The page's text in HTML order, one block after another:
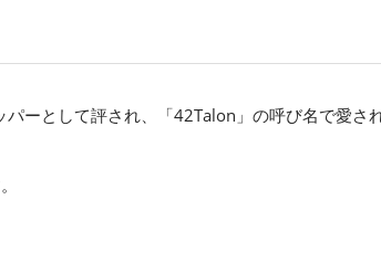
ーとして評され、「42Talon」の呼び名で愛さ